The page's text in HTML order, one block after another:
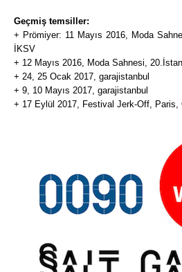
Geçmiş temsiller:
+ Prömiyer: 11 Mayıs 2016, Moda
İKSV
+ 12 Mayıs 2016, Moda Sahnesi,
+ 24, 25 Ocak 2017, garajistanbul
+ 9, 10 Mayıs 2017, garajistanbul
+ 17 Eylül 2017, Festival Jerk-Off, Paris,